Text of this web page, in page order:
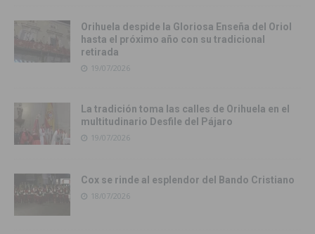
Orihuela despide la Gloriosa Enseña del Oriol
hasta el próximo año con su tradicional
retirada
19/07/2026
La tradición toma las calles de Orihuela en el
multitudinario Desfile del Pájaro
19/07/2026
Cox se rinde al esplendor del Bando Cristiano
18/07/2026